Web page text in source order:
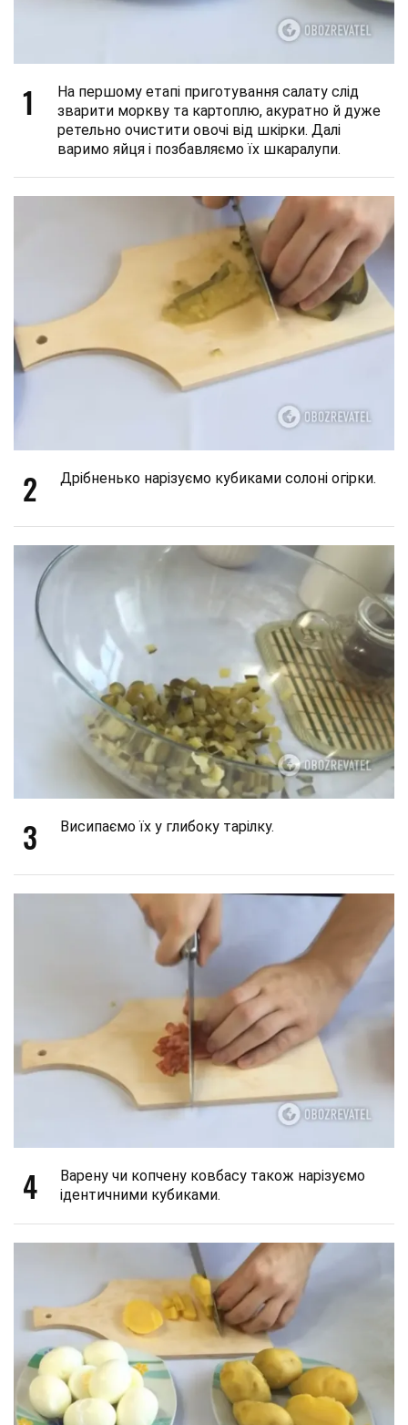
1
На першому етапі приготування салату слід
зварити моркву та картоплю, акуратно й дуже
ретельно очистити овочі від шкірки. Далі
варимо яйця і позбавляємо їх шкаралупи.
2 Дрібненько нарізуємо кубиками солоні огірки.
3 Висипаємо їх у глибоку тарілку.
4
Варену чи копчену ковбасу також нарізуємо
ідентичними кубиками.